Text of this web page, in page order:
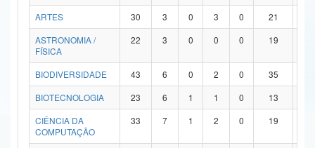
Secretaria de Governo
Advocacia-Geral da União
Banco Central do Brasil
ARTES 30 3 0 3 0 21
ASTRONOMIA /
FÍSICA
22 3 0 0 0 19
BIODIVERSIDADE 43 6 0 2 0 35
BIOTECNOLOGIA
23 6 1 1 0 13
CIÊNCIA DA
COMPUTAÇÃO
33 7 1 2 0 19